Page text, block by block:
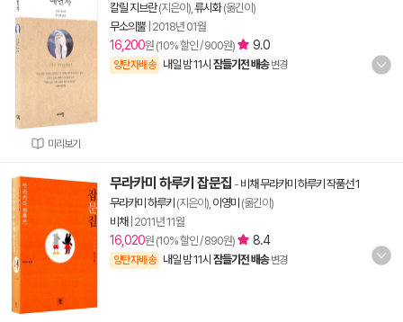
미리보기
칼릴 지브란(지은이), 류시화(옮긴이)
무소의뿔| 2018년 01월
16,200원 (10% 할인 / 900원) 9.0
양탄자배송 내일 밤 11시 잠들기전 배송 변경
무라카미 하루키 잡문집 - 비채 무라카미 하루키 작품선 1
무라카미 하루키 (지은이), 이영미 (옮긴이)
비채 2011년 11월
16,020원 (10% 할인 / 890원) 8.4
양탄자배송 내일 밤 11시 잠들기전 배송 변경